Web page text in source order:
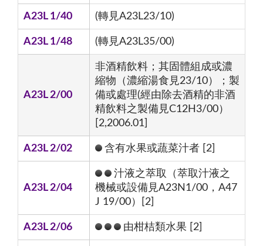
A23L 1/40 (轉見A23L23/10)
A23L 1/48 (轉見A23L35/00)
A23L 2/00
非酒精飲料；其固體組成或濃
縮物（濃縮湯食見23/10）；製
備或處理(經由除去酒精的非酒
精飲料之製備見C12H3/00）
[2,2006.01]
A23L 2/02 含有水果或蔬菜汁者 [2]
A23L 2/04
汁液之萃取（萃取汁液之
機械或設備見A23N1/00，A47
J 19/00）[2]
A23L 2/06 由柑桔類水果 [2]